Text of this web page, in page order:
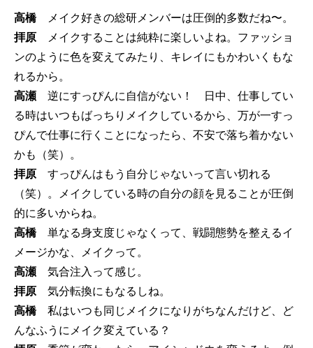
高橋メイク好きの総研メンバーは圧倒的多数だね〜。
拝原 メイクすることは純粋に楽しいよね。ファッショ
ンのように色を変えてみたり、キレイにもかわいくもな
れるから。
高瀬 逆にすっぴんに自信がない！ 日中、仕事してい
る時はいつもばっちりメイクしているから、万が一すっ
ぴんで仕事に行くことになったら、不安で落ち着かない
かも（笑）。
拝原 すっぴんはもう自分じゃないって言い切れる
（笑）。メイクしている時の自分の顔を見ることが圧倒
的に多いからね。
高橋単なる身支度じゃなくって、戦闘態勢を整えるイ
メージかな、メイクって。
高瀬 気合注入って感じ。
拝原 気分転換にもなるしね。
高橋私はいつも同じメイクになりがちなんだけど、ど
んなふうにメイク変えている？